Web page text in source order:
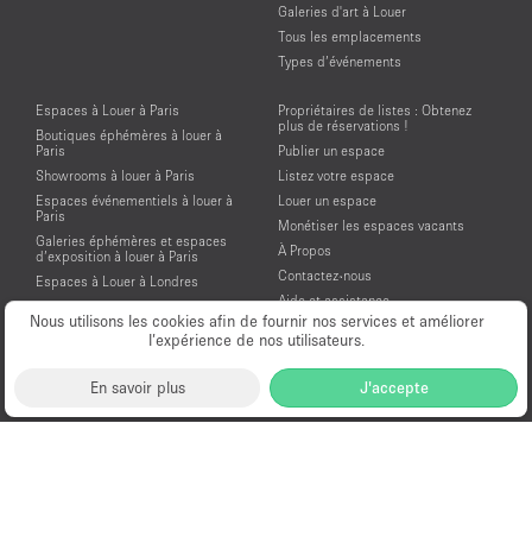
Nous utilisons les cookies afin de fournir nos services et améliorer
l’expérience de nos utilisateurs.
En savoir plus J'accepte
Galeries d'art à Louer
Tous les emplacements
Types d’événements
Espaces à Louer à Paris
Boutiques éphémères à louer à
Paris
Showrooms à louer à Paris
Espaces événementiels à louer à
Paris
Galeries éphémères et espaces
d’exposition à louer à Paris
Espaces à Louer à Londres
Espaces à Louer à New York
Espaces à Louer à San Francisco
Espaces à Louer à Amsterdam
Propriétaires de listes : Obtenez
plus de réservations !
Publier un espace
Listez votre espace
Louer un espace
Monétiser les espaces vacants
À Propos
Contactez-nous
Aide et assistance
Conditions générales d'utilisation
Mentions légales
Politique de confidentialité